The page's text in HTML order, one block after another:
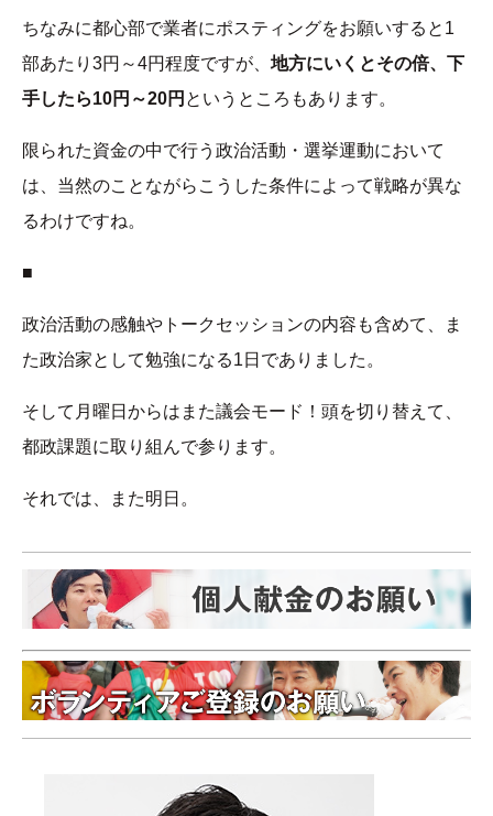
ちなみに都心部で業者にポスティングをお願いすると1
部あたり3円～4円程度ですが、 地方にいくとその倍、下
手したら10円～20円 というところもあります。
限られた資金の中で行う政治活動・選挙運動において
は、当然のことながらこうした条件によって戦略が異な
るわけですね。
■
政治活動の感触やトークセッションの内容も含めて、ま
た政治家として勉強になる1日でありました。
そして月曜日からはまた議会モード！頭を切り替えて、
都政課題に取り組んで参ります。
それでは、また明日。